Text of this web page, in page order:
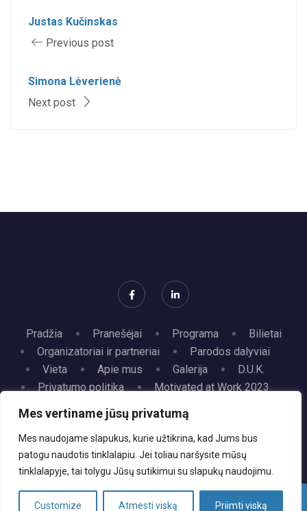
Mes vertiname jūsų privatumą
Mes naudojame slapukus, kurie užtikrina, kad Jums bus
patogu naudotis tinklalapiu. Jei toliau naršysite mūsų
tinklalapyje, tai tolygu Jūsų sutikimui su slapukų naudojimu.
Customize Atmesti viską Priimti viską
Justas Kučinskas
Previous post
Simona Lėverienė
Next post
Pradžia Pranešėjai Programa
Bilietai
Organizatoriai ir partneriai
Parodos dalyviai
Vieta
Apie mus Galerija
D.U.K.
Privatumo politika
Motivated at Work 2023
© 2026 Personalo valdymo profesionalų asociacija.